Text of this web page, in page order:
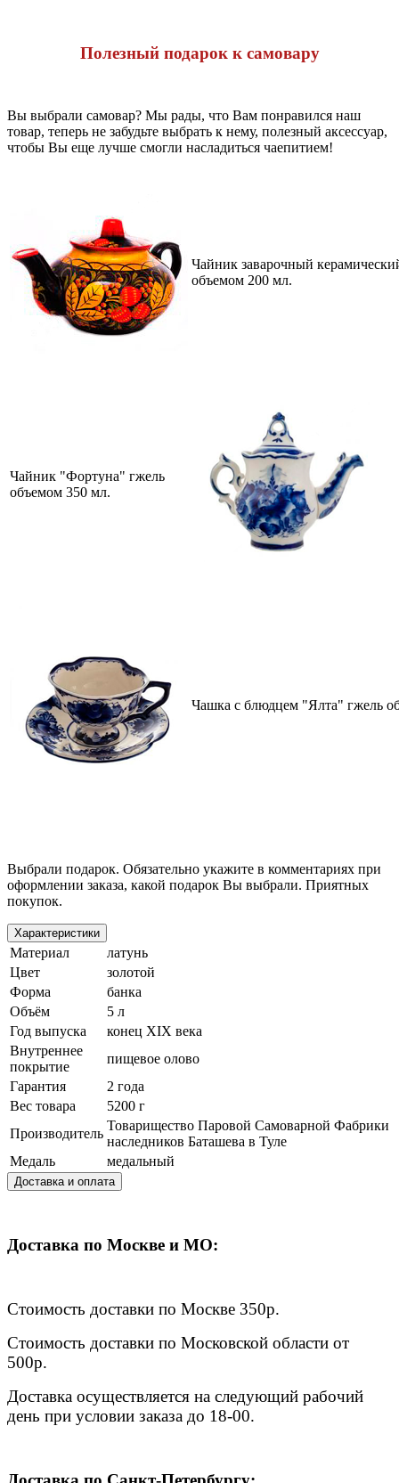
Полезный подарок к самовару
Вы выбрали самовар? Мы рады, что Вам понравился наш
товар, теперь не забудьте выбрать к нему, полезный аксессуар,
чтобы Вы еще лучше смогли насладиться чаепитием!
Чайник заварочный
объемом 200 мл.
Чайник "Фортуна" гжель
объемом 350 мл.
Чашка с блюдцем "Ялта" гжель
Выбрали подарок. Обязательно укажите в комментариях при
оформлении заказа, какой подарок Вы выбрали. Приятных
покупок.
Характеристики
Материал
латунь
Цвет
золотой
Форма
банка
Объём
5 л
Год выпуска
конец XIX века
Внутреннее
покрытие
пищевое олово
Гарантия
2 года
Вес товара
5200 г
Производитель
Товарищество Паровой Самоварной Фабрики
наследников Баташева в Туле
Медаль
медальный
Доставка и оплата
Доставка по Москве и МО:
Стоимость доставки по Москве 350р.
Стоимость доставки по Московской области от
500р.
Доставка осуществляется на следующий рабочий
день при условии заказа до 18-00.